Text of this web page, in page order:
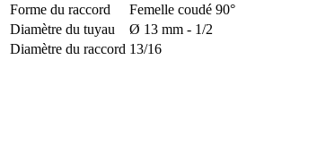
Forme du raccord
Femelle coudé 90°
Diamètre du tuyau
Ø 13 mm - 1/2
Diamètre du raccord 13/16